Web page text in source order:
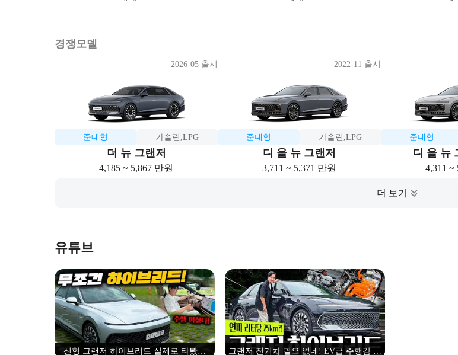
경쟁모델
준대형 가솔린,LPG
더 뉴 그랜저
2026-05 출시
4,185 ~ 5,867 만원
준대형 가솔린,LPG
디 올 뉴 그랜저
2022-11 출시
3,711 ~ 5,371 만원
준대형
디 올 뉴
4,311 ~
유튜브
신형 그랜저 하이브리드 실제로 타봤는
그랜저 전기차 필요 없네! EV급 주행감 뛰